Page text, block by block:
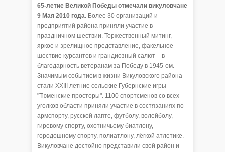
65-летие Великой Победы отмечали викуловчане
9 Мая 2010 года. Более 30 организаций и
предприятий района приняли участие в
праздничном шествии. Торжественный митинг,
яркое и зрелищное представление, факельное
шествие курсантов и грандиозный салют – в
благодарность ветеранам за Победу в 1945-ом.
Значимым событием в жизни Викуловского района
стали XXIII летние сельские Губернские игры
"Тюменские просторы". 1100 спортсменов со всех
уголков области приняли участие в состязаниях по
армспорту, русской лапте, футболу, волейболу,
гиревому спорту, охотничьему биатлону,
городошному спорту, полиатлону, лёгкой атлетике.
Викуловчане достойно представили свой район и